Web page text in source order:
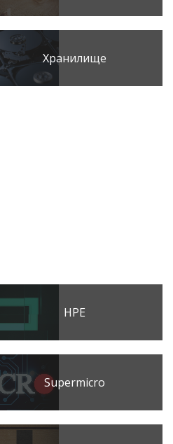
Хранилище
HPE
Supermicro